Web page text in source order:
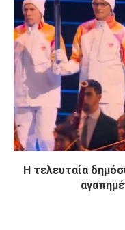
Η τελευταία